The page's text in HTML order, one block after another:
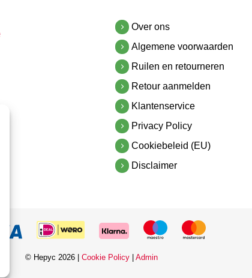
Over ons
Algemene voorwaarden
Ruilen en retourneren
Retour aanmelden
Klantenservice
Privacy Policy
Cookiebeleid (EU)
Disclaimer
© Hepyc 2026 | Cookie Policy| Admin